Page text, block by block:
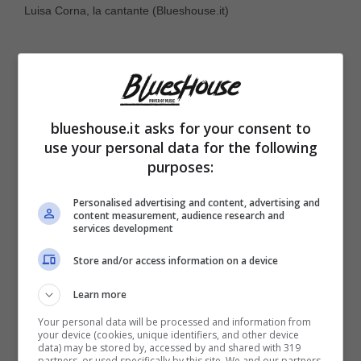
Luisa Corna, la cantante (Blueshouse.it)
Oggi 58 anni, Luisa Corna
social. In particolare, è seguitissima su
Instagram, dove conta di un profilo seguito
blueshouse.it asks for your consent to
use your personal data for the following
purposes:
Personalised advertising and content, advertising and
content measurement, audience research and
services development
Store and/or access information on a device
Learn more
Your personal data will be processed and information from
your device (cookies, unique identifiers, and other device
data) may be stored by, accessed by and shared with 319